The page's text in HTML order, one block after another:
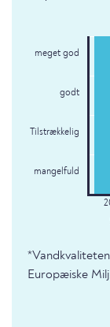
meget god
godt
Tilstrækkelig
mangelfuld
Europæiske